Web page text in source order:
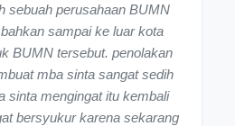
sebuah perusahaan BUMN
sampai ke luar kota
BUMN tersebut. penolakan
mba sinta sangat sedih
sinta mengingat itu kembali
bersyukur karena sekarang